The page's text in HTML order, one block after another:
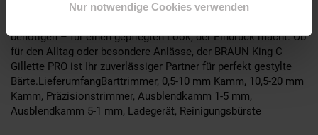
Nur notwendige Cookies verwenden
5-1 mm• Ladegerät• ReinigungsbürsteDieses hochwertige Set
benötigen – für einen gepflegten Look, der Eindruck macht. Ob
für den Alltag oder besondere Anlässe, der BRAUN King C
Gillette PRO ist Ihr zuverlässiger Partner für perfekt gestylte
Bärte.LieferumfangBarttrimmer, 0,5-10 mm Kamm, 10,5-20 mm
Kamm, Präzisionstrimmer, Ausblendkamm 1-5 mm,
Ausblendkamm 5-1 mm, Ladegerät, Reinigungsbürste